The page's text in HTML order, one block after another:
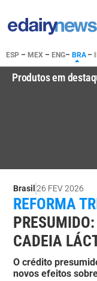
ESP – MEX – ENG– BRA–
Produtos em
Brasil 26 FEV 2026
REFORMA
CADEIA
O crédito
novos efeitos